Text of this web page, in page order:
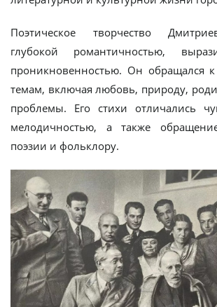
Поэтическое творчество
глубокой романтичностью,
проникновенностью. Он обращался
темам, включая любовь, природу,
проблемы. Его стихи отличались
мелодичностью, а также
поэзии и фольклору.